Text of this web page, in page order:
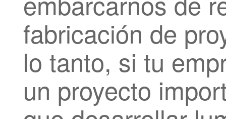
fabricación de
lo tanto, si tu
un proyecto